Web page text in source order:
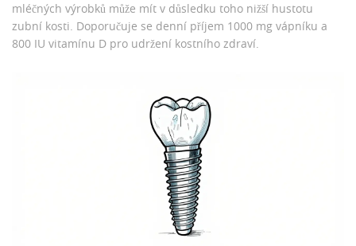
mléčných výrobků může mít v důsledku toho nižší hustotu
zubní kosti. Doporučuje se denní příjem 1000 mg vápníku a
800 IU vitamínu D pro udržení kostního zdraví.